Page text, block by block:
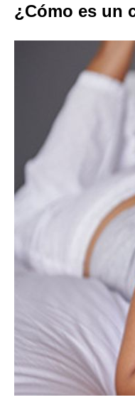
¿Cómo es un